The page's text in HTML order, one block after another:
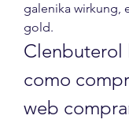
galenika wirkung,
gold.
como
web